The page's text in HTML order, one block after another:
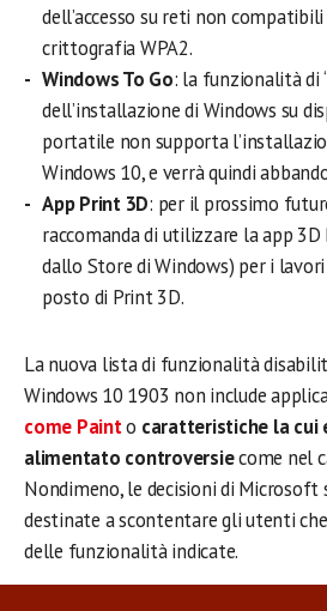
dell’accesso su reti non
crittografia WPA2.
Windows To Go: la funzionalità di
dell’installazione di Windows su
portatile non supporta
Windows 10, e verrà quindi
App Print 3D: per il prossimo
raccomanda di utilizzare la app 3D
dallo Store di Windows) per i
posto di Print 3D.
La nuova lista di funzionalità
Windows 10 1903 non include
come Painto caratteristiche la cui
alimentato controversiecome nel
Nondimeno, le decisioni di Microsoft
destinate a scontentare gli utenti
delle funzionalità indicate.